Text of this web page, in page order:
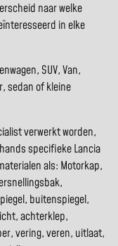
naar welke
in elke
SUV, Van,
sedan of kleine
verwerkt worden,
specifieke Lancia
als: Motorkap,
buitenspiegel,
achterklep,
vering, veren, uitlaat,